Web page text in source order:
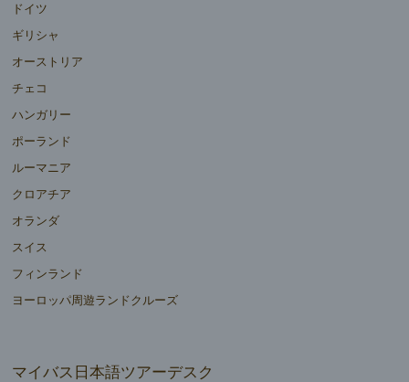
ドイツ
ギリシャ
オーストリア
チェコ
ハンガリー
ポーランド
ルーマニア
クロアチア
オランダ
スイス
フィンランド
ヨーロッパ周遊ランドクルーズ
マイバス日本語ツアーデスク